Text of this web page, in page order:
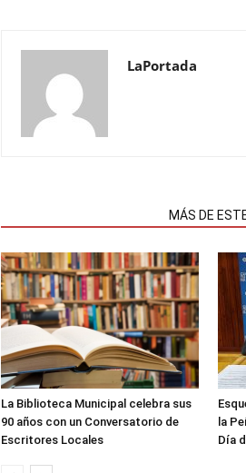
LaPortada
MÁS DE
La Biblioteca Municipal celebra sus
90 años con un Conversatorio de
Escritores Locales
la
Día